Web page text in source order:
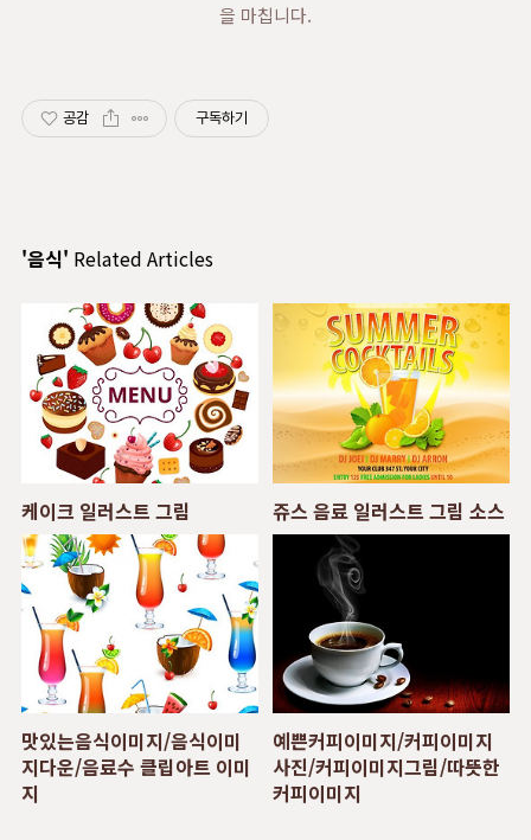
을 마칩니다.
공감 구독하기
'음식' Related Articles
케이크 일러스트 그림 쥬스 음료 일러스트 그림 소스
맛있는음식이미지/음식이미
지다운/음료수 클립아트 이미
지
예쁜커피이미지/커피이미지
사진/커피이미지그림/따뜻한
커피이미지